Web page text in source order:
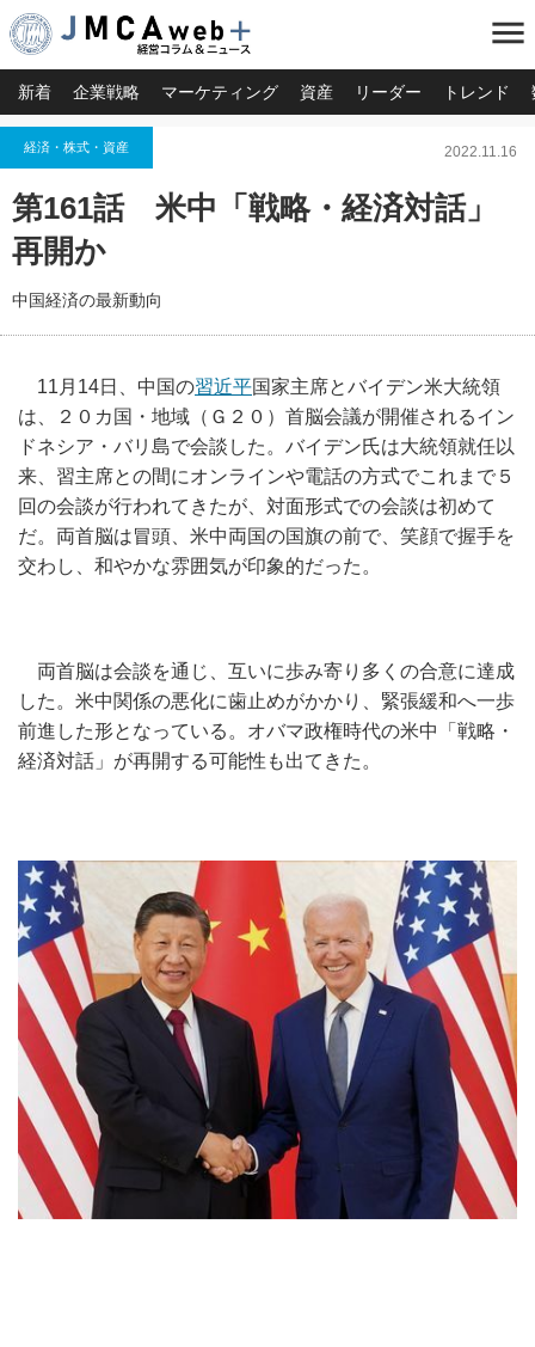
menu
新着 企業戦略 マーケティング 資産 リーダー トレンド
経済・株式・資産 2022.11.16
第161話 米中「戦略・経済対話」
再開か
中国経済の最新動向
11月14日、中国の習近平国家主席とバイデン米大統領
は、２０カ国・地域（Ｇ２０）首脳会議が開催されるイン
ドネシア・バリ島で会談した。バイデン氏は大統領就任以
来、習主席との間にオンラインや電話の方式でこれまで５
回の会談が行われてきたが、対面形式での会談は初めて
だ。両首脳は冒頭、米中両国の国旗の前で、笑顔で握手を
交わし、和やかな雰囲気が印象的だった。
両首脳は会談を通じ、互いに歩み寄り多くの合意に達成
した。米中関係の悪化に歯止めがかかり、緊張緩和へ一歩
前進した形となっている。オバマ政権時代の米中「戦略・
経済対話」が再開する可能性も出てきた。